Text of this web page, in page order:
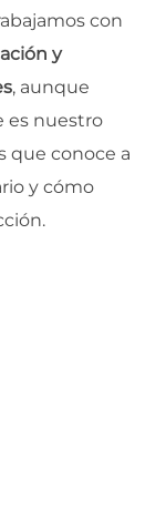
con
y
, aunque
es nuestro
que conoce a
y cómo